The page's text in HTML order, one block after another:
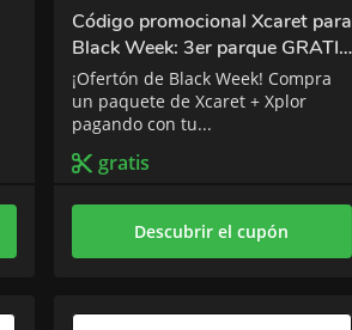
Código promocional Xcaret para
Black Week: 3er parque GRATIS
con HSBC
¡Ofertón de Black Week! Compra
un paquete de Xcaret + Xplor
pagando con tu...
gratis
Descubrir el cupón